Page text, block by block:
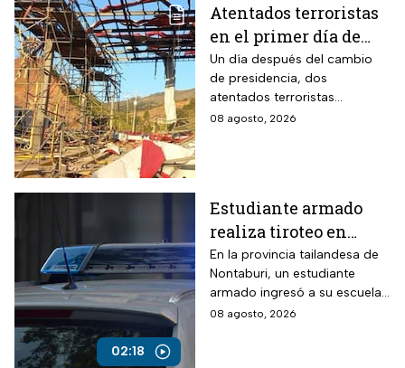
Atentados terroristas
en el primer día de
presidencia de
Abelardo De la
Espriella en Colombia
Un día después del cambio
de presidencia, dos
atentados terroristas
ocurrieron en Colombia
08 agosto, 2026
02:18
Estudiante armado
realiza tiroteo en
escuela de Tailandia
En la provincia tailandesa de
Nontaburi, un estudiante
armado ingresó a su escuela
y abrió fuego contra
08 agosto, 2026